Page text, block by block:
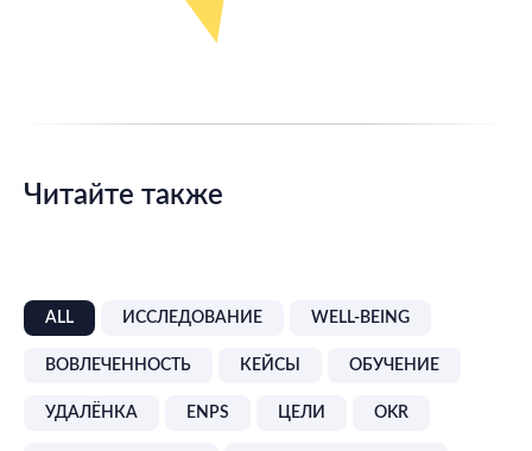
Читайте также
ALL ИССЛЕДОВАНИЕ WELL-BEING
ВОВЛЕЧЕННОСТЬ КЕЙСЫ ОБУЧЕНИЕ
УДАЛЁНКА ENPS ЦЕЛИ OKR